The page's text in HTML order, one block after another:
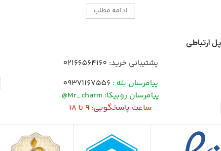
ادامه مطلب
پل ارتباطی
پشتیبانی خرید: 02166564160
پیامرسان بله : 09371167556
پیامرسان روبیکا: Mr_charm@
ساعت پاسخگویی: 9 تا 18